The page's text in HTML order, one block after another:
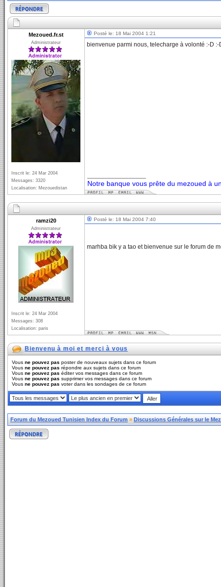
Mezoued.fr.st
Administrateur
Inscrit le: 24 Mar 2004
Messages: 3320
Localisation: Mezouedistan
Posté le: 18 Mai 2004 1:21
bienvenue parmi nous, telecharge à volonté :-D :-
Notre banque vous prête du mezoued à
ramzi20
Administrateur
Inscrit le: 24 Mar 2004
Messages: 308
Localisation: paris
Posté le: 18 Mai 2004 7:40
marhba bik y a tao et bienvenue sur le forum de
Bienvenu à moi et merci à vous
Vous ne pouvez pas poster de nouveaux sujets dans ce forum
Vous ne pouvez pas répondre aux sujets dans ce forum
Vous ne pouvez pas éditer vos messages dans ce forum
Vous ne pouvez pas supprimer vos messages dans ce forum
Vous ne pouvez pas voter dans les sondages de ce forum
Forum du Mezoued Tunisien Index du Forum » Discussions Générales sur le